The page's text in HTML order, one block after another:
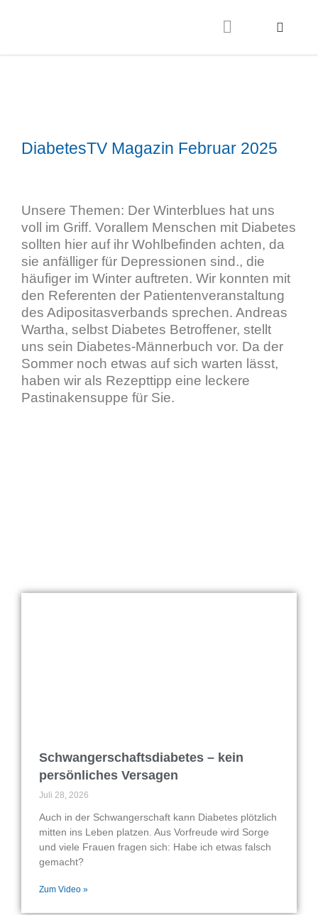
DiabetesTV Magazin Februar 2025
Unsere Themen: Der Winterblues hat uns
voll im Griff. Vorallem Menschen mit Diabetes
sollten hier auf ihr Wohlbefinden achten, da
sie anfälliger für Depressionen sind., die
häufiger im Winter auftreten. Wir konnten mit
den Referenten der Patientenveranstaltung
des Adipositasverbands sprechen. Andreas
Wartha, selbst Diabetes Betroffener, stellt
uns sein Diabetes-Männerbuch vor. Da der
Sommer noch etwas auf sich warten lässt,
haben wir als Rezepttipp eine leckere
Pastinakensuppe für Sie.
Schwangerschaftsdiabetes – kein
persönliches Versagen
Juli 28, 2026
Auch in der Schwangerschaft kann Diabetes plötzlich
mitten ins Leben platzen. Aus Vorfreude wird Sorge
und viele Frauen fragen sich: Habe ich etwas falsch
gemacht?
Zum Video »